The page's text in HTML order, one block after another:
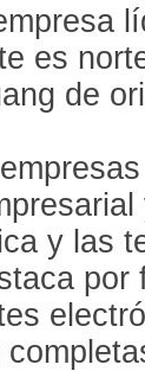
es
de
y las
por